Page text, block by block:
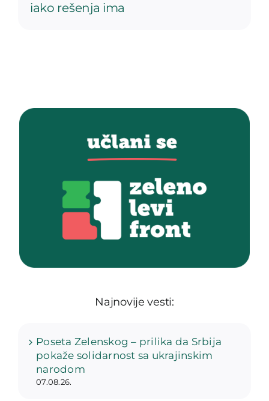
iako rešenja ima
Najnovije vesti:
Poseta Zelenskog – prilika da Srbija
pokaže solidarnost sa ukrajinskim
narodom
07.08.26.